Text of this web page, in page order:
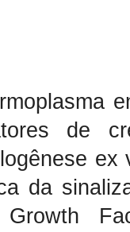
de
da
Growth